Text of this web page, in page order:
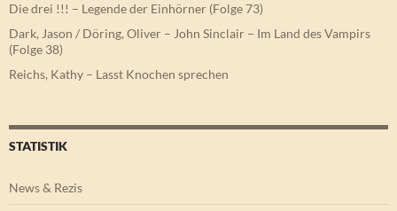
Die drei !!! – Legende der Einhörner (Folge 73)
Dark, Jason / Döring, Oliver – John Sinclair – Im Land des Vampirs
(Folge 38)
Reichs, Kathy – Lasst Knochen sprechen
STATISTIK
News & Rezis